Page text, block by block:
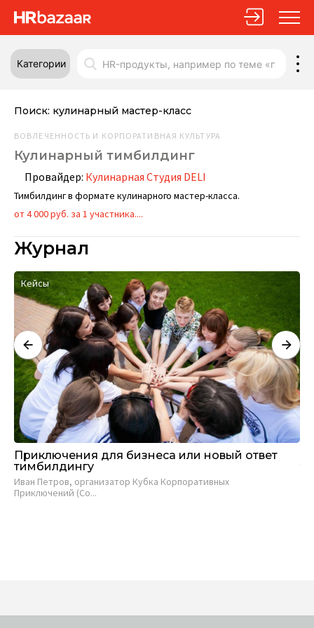
Категории
Поиск: кулинарный мастер-класс
ВОВЛЕЧЕННОСТЬ И КОРПОРАТИВНАЯ КУЛЬТУРА
Кулинарный тимбилдинг
Провайдер: Кулинарная Студия DELI
Тимбилдинг в формате кулинарного мастер-класса.
от 4 000 руб. за 1 участника....
Журнал
Кейсы
Приключения для бизнеса или новый ответ
тимбилдингу
Иван Петров, организатор Кубка Корпоративных
Приключений (Co...